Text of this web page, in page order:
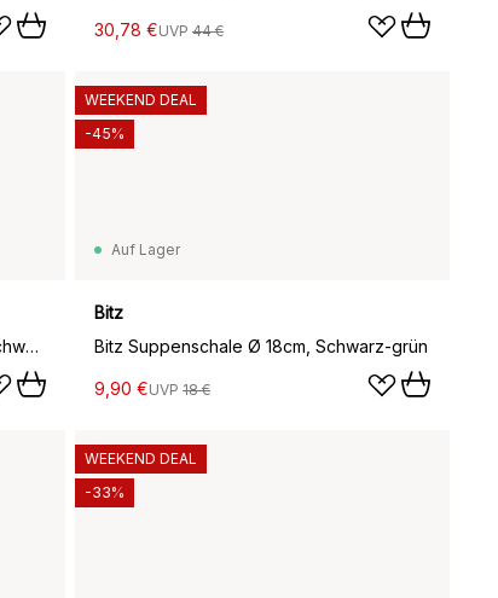
30,78 €UVP 44 €
Bitz Pastaschale Ø20cm schwarz, Schwarz-amber
Auf Lager
Bitz
Bitz Suppenschale Ø 18cm, Schwarz-grün
9,90 €UVP 18 €
WEEKEND DEAL
-45%
WEEKEND DEAL
-33%